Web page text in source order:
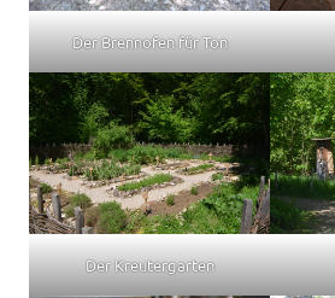
Der Brennofen für Ton
Der Kreutergarten